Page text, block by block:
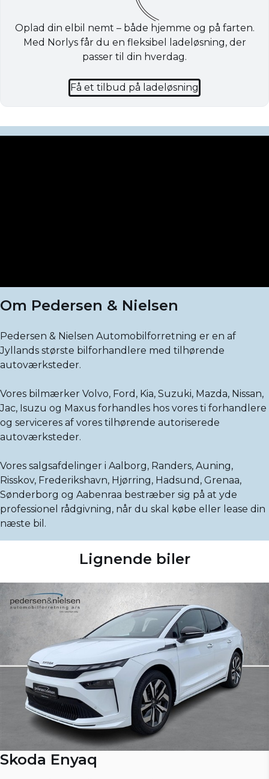
Oplad din elbil nemt – både hjemme og på farten.
Med Norlys får du en fleksibel ladeløsning, der
passer til din hverdag.
Få et tilbud på ladeløsning
Om Pedersen & Nielsen
Pedersen & Nielsen Automobilforretning er en af
Jyllands største bilforhandlere med tilhørende
autoværksteder.
Vores bilmærker Volvo, Ford, Kia, Suzuki, Mazda, Nissan,
Jac, Isuzu og Maxus forhandles hos vores ti forhandlere
og serviceres af vores tilhørende autoriserede
autoværksteder.
Vores salgsafdelinger i Aalborg, Randers, Auning,
Risskov, Frederikshavn, Hjørring, Hadsund, Grenaa,
Sønderborg og Aabenraa bestræber sig på at yde
professionel rådgivning, når du skal købe eller lease din
næste bil.
Lignende biler
Skoda Enyaq